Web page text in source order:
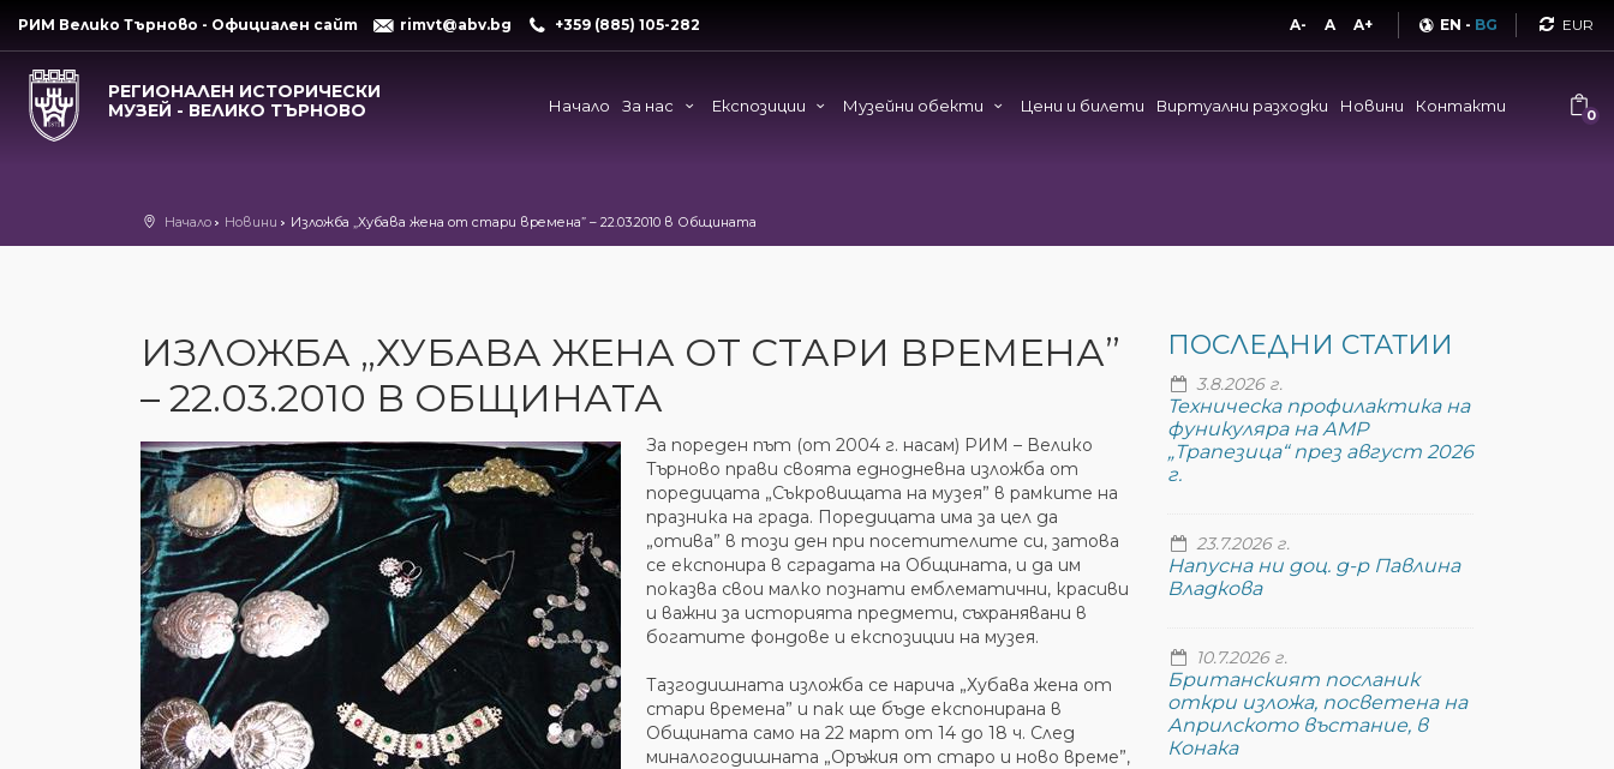
РИМ Велико Търново - Официален сайт rimvt@abv.bg +359 (885) 105-282 A- A A+ EN - BG
РЕГИОНАЛЕН ИСТОРИЧЕСКИ
МУЗЕЙ - ВЕЛИКО ТЪРНОВО
Начало За нас Експозиции Музейни обекти Цени и билети Виртуални разходки Новини Контакти 0
Начало Новини Изложба „Хубава жена от стари времена” – 22.03.2010 в Общината
ИЗЛОЖБА „ХУБАВА ЖЕНА ОТ СТАРИ ВРЕМЕНА”
– 22.03.2010 В ОБЩИНАТА
За пореден път (от 2004 г. насам) РИМ – Велико
Търново прави своята еднодневна изложба от
поредицата „Съкровищата на музея” в рамките на
празника на града. Поредицата има за цел да
„отива” в този ден при посетителите си, затова
се експонира в сградата на Общината, и да им
показва свои малко познати емблематични, красиви
и важни за историята предмети, съхранявани в
богатите фондове и експозиции на музея.
Тазгодишната изложба се нарича „Хубава жена от
стари времена” и пак ще бъде експонирана в
Общината само на 22 март от 14 до 18 ч. След
миналогодишната „Оръжия от старо и ново време”,
ПОСЛЕДНИ СТАТИИ
3.8.2026 г.
Техническа профилактика на
фуникуляра на АМР
„Трапезица“ през август 2026
г.
23.7.2026 г.
Напусна ни доц. д-р Павлина
Владкова
10.7.2026 г.
Британският посланик
откри изложа, посветена на
Априлското въстание, в
Конака